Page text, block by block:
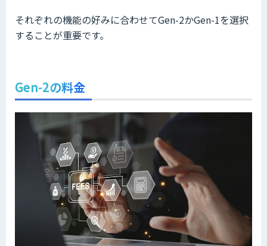
それぞれの機能の好みに合わせてGen-2かGen-1を選択
することが重要です。
Gen-2の料金